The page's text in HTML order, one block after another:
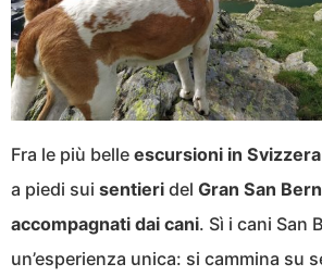
Fra le più belle escursioni in Svizzera
a piedi sui sentieri del Gran San
accompagnati dai cani. Sì i cani San
un’esperienza unica: si cammina su